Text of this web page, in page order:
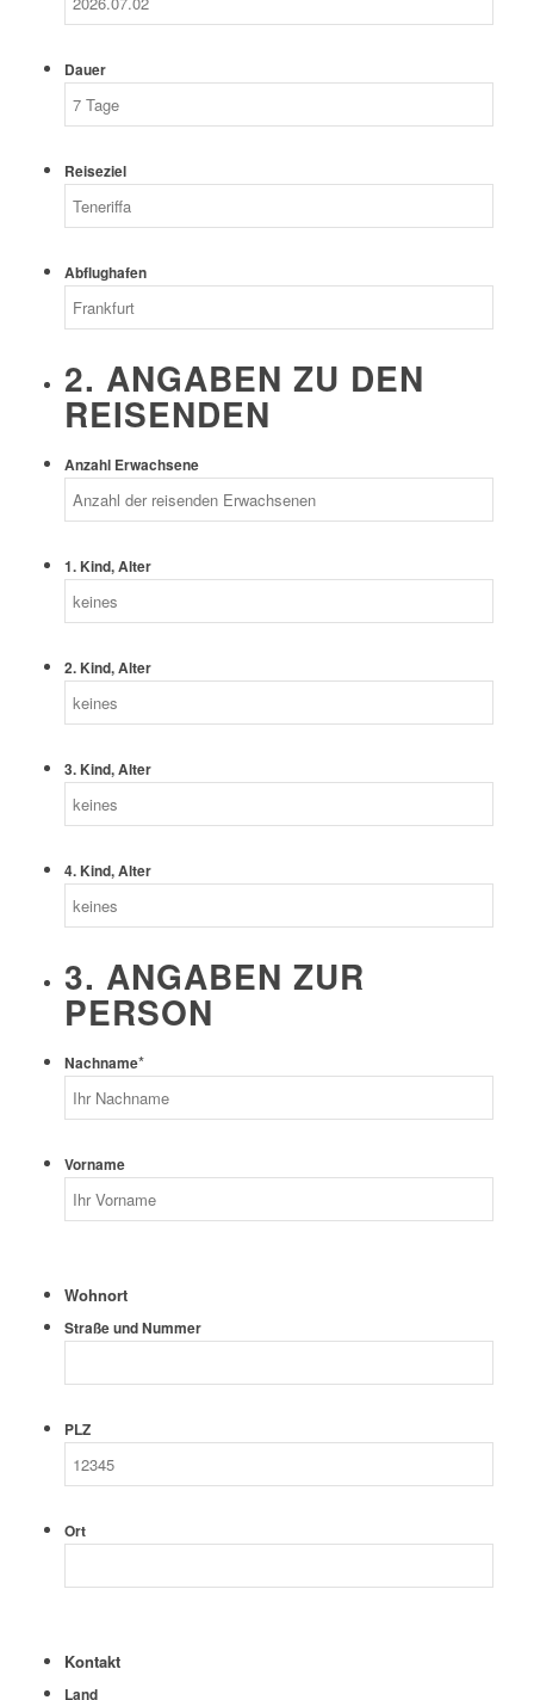
Dauer
Reiseziel
Abflughafen
2. ANGABEN ZU DEN
REISENDEN
Anzahl Erwachsene
1. Kind, Alter
2. Kind, Alter
3. Kind, Alter
4. Kind, Alter
3. ANGABEN ZUR
PERSON
Nachname*
Vorname
Wohnort
Straße und Nummer
PLZ
Ort
Kontakt
Land